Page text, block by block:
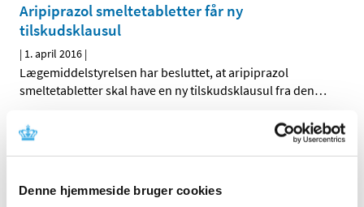
Denne hjemmeside bruger cookies
Aripiprazol smeltetabletter får ny
tilskudsklausul
| 1. april 2016 |
Lægemiddelstyrelsen har besluttet, at aripiprazol
smeltetabletter skal have en ny tilskudsklausul fra den…
Forrige 2
Alle (2506)